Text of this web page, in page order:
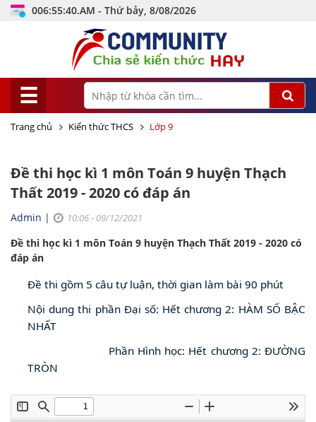
006:55:41.AM - Thứ bảy, 8/08/2026
☰
Trang chủ Kiến thức THCS Lớp 9
Đề thi học kì 1 môn Toán 9 huyện Thạch
Thất 2019 - 2020 có đáp án
Admin | 10:06 - 09/12/2021
Đề thi học kì 1 môn Toán 9 huyện Thạch Thất 2019 - 2020 có
đáp án
Đề thi gồm 5 câu tự luận, thời gian làm bài 90 phút
Nội dung thi phần Đại số: Hết chương 2: HÀM SỐ BẬC
NHẤT
Phần Hình học: Hết chương 2: ĐƯỜNG
TRÒN